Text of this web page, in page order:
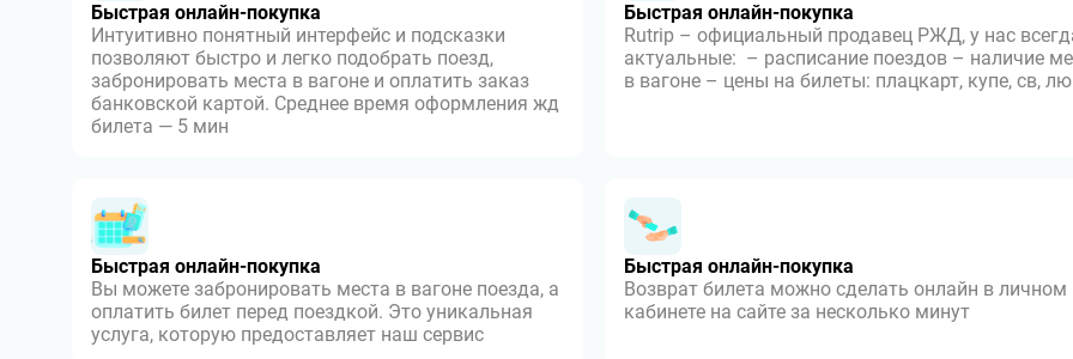
Быстрая онлайн-покупка
Интуитивно понятный интерфейс и подсказки
позволяют быстро и легко подобрать поезд,
забронировать места в вагоне и оплатить заказ
банковской картой. Среднее время оформления жд
билета — 5 мин
Быстрая онлайн-покупка
Rutrip – официальный продавец РЖД, у нас
актуальные: – расписание поездов – наличие
в вагоне – цены на билеты: плацкарт, купе, св,
Быстрая онлайн-покупка
Вы можете забронировать места в вагоне поезда, а
оплатить билет перед поездкой. Это уникальная
услуга, которую предоставляет наш сервис
Быстрая онлайн-покупка
Возврат билета можно сделать онлайн в личном
кабинете на сайте за несколько минут